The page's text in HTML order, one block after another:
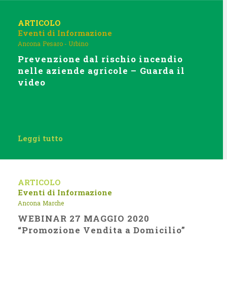
ARTICOLO
Eventi di Informazione
Ancona Pesaro - Urbino
Prevenzione dal rischio incendio
nelle aziende agricole – Guarda il
video
Leggi tutto
ARTICOLO
Eventi di Informazione
Ancona Marche
WEBINAR 27 MAGGIO 2020
“Promozione Vendita a Domicilio”